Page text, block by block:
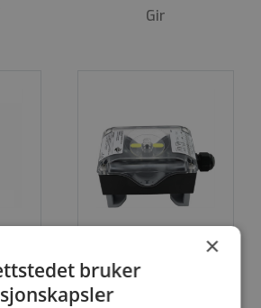
Gir
Endebrytere
×
bruker